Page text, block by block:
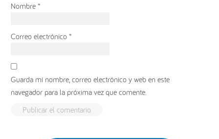
Nombre*
Correo electrónico*
Guarda mi nombre, correo electrónico y web en este
navegador para la próxima vez que comente.